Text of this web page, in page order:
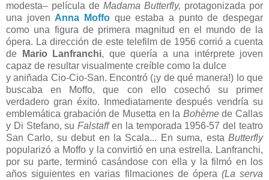
modesta– película de Madama Butterfly, protagonizada por
una joven Anna Moffo que estaba a punto de despegar
como una figura de primera magnitud en el mundo de la
ópera. La dirección de este telefilm de 1956 corrió a cuenta
de
Mario Lanfranchi, que quería a una intérprete joven
capaz de resultar visualmente creíble como la dulce
y aniñada Cio-Cio-San. Encontró (¡y de qué manera!) lo que
buscaba en Moffo, que con ello cosechó su primer
verdadero gran éxito. Inmediatamente después vendría su
emblemática grabación de Musetta en la Bohèmede Callas
y Di Stefano, suFalstaffen la temporada 1956-57 del teatro
San Carlo, su debut en la Scala... En suma, esta Butterfly
popularizó a Moffo y la convirtió en una estrella. Lanfranchi,
por su parte, terminó casándose con ella y la filmó en los
años siguientes en varias filmaciones de ópera (La serva